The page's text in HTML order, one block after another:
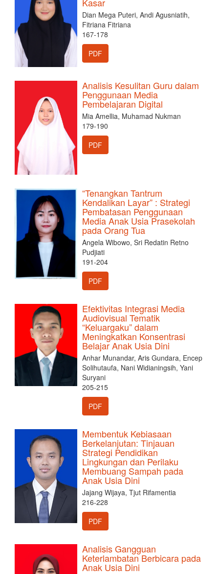
Dian Mega Puteri, Andi Agusniatih,
Fitriana Fitriana
167-178
PDF
Analisis Kesulitan Guru dalam
Penggunaan Media
Pembelajaran Digital
Mia Amellia, Muhamad Nukman
179-190
PDF
“Tenangkan Tantrum
Kendalikan Layar” : Strategi
Pembatasan Penggunaan
Media Anak Usia Prasekolah
pada Orang Tua
Angela Wibowo, Sri Redatin Retno
Pudjiati
191-204
PDF
Efektivitas Integrasi Media
Audiovisual Tematik
“Keluargaku” dalam
Meningkatkan Konsentrasi
Belajar Anak Usia Dini
Anhar Munandar, Aris Gundara, Encep
Solihutaufa, Nani Widianingsih, Yani
Suryani
205-215
PDF
Membentuk Kebiasaan
Berkelanjutan: Tinjauan
Strategi Pendidikan
Lingkungan dan Perilaku
Membuang Sampah pada
Anak Usia Dini
Jajang Wijaya, Tjut Rifamentia
216-228
PDF
Analisis Gangguan
Keterlambatan Berbicara pada
Anak Usia Dini